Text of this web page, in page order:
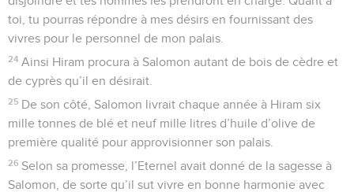
toi, tu pourras répondre à mes désirs en fournissant des
vivres pour le personnel de mon palais.
24 Ainsi Hiram procura à Salomon autant de bois de cèdre et
de cyprès qu’il en désirait.
25 De son côté, Salomon livrait chaque année à Hiram six
mille tonnes de blé et neuf mille litres d’huile d’olive de
première qualité pour approvisionner son palais.
26 Selon sa promesse, l’Eternel avait donné de la sagesse à
Salomon, de sorte qu’il sut vivre en bonne harmonie avec